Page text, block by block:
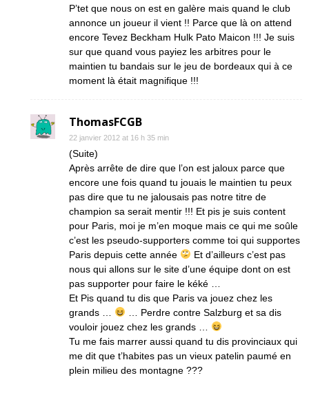
P’tet que nous on est en galère mais quand le club
annonce un joueur il vient !! Parce que là on attend
encore Tevez Beckham Hulk Pato Maicon !!! Je suis
sur que quand vous payiez les arbitres pour le
maintien tu bandais sur le jeu de bordeaux qui à ce
moment là était magnifique !!!
ThomasFCGB
22 janvier 2012 at 16 h 35 min
(Suite)
Après arrête de dire que l’on est jaloux parce que
encore une fois quand tu jouais le maintien tu peux
pas dire que tu ne jalousais pas notre titre de
champion sa serait mentir !!! Et pis je suis content
pour Paris, moi je m’en moque mais ce qui me soûle
c’est les pseudo-supporters comme toi qui supportes
Paris depuis cette année
Et d’ailleurs c’est pas
nous qui allons sur le site d’une équipe dont on est
pas supporter pour faire le kéké …
Et Pis quand tu dis que Paris va jouez chez les
grands …
… Perdre contre Salzburg et sa dis
vouloir jouez chez les grands …
Tu me fais marrer aussi quand tu dis provinciaux qui
me dit que t’habites pas un vieux patelin paumé en
plein milieu des montagne ???